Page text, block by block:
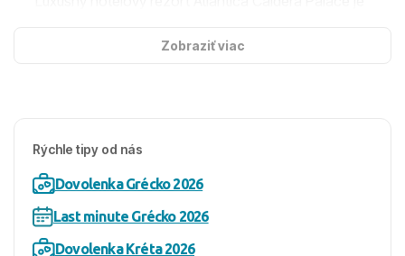
blízkosti dedinky Analipsis, známej svojimi kaviarňami,
Ubytovanie
Ubytovanie v hoteli Atlantica Caldera Palace zahŕňa
moderné a priestranné izby, ktoré sú vybavené
klimatizáciou, LCD TV, Wi-Fi pripojením, minibarom a
ďalšími pohodlnými prvkami. Okrem štandardných izieb
Zobraziť viac
Rýchle tipy od nás
Dovolenka Grécko 2026
Last minute Grécko 2026
Dovolenka Kréta 2026